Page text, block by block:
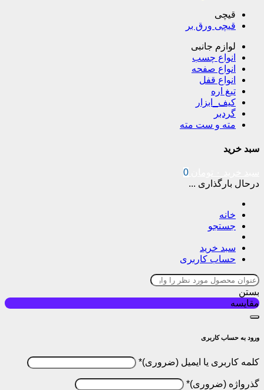
قیچی
قیچی ورق بر
لوازم جانبی
انواع چسب
انواع صفحه
انواع قفل
تیغ اره
کیف_ابزار
گردبر
مته و ست مته
سبد خرید
0
درحال بارگذاری ...
خانه
جستجو
سبد خرید
حساب کاربری
بستن
مقایسه
ورود به حساب کاربری
کلمه کاربری یا ایمیل *
گذرواژه *